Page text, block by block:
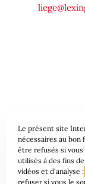
Plan du
Le présent site
nécessaires au
être refusés si
utilisés à des fins
vidéos et d'analyse :
refuser si vous le